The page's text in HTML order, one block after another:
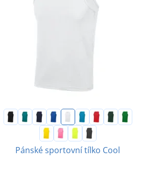
Pánské sportovní tílko Cool